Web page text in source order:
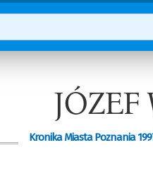
Kronika Miasta Poznania